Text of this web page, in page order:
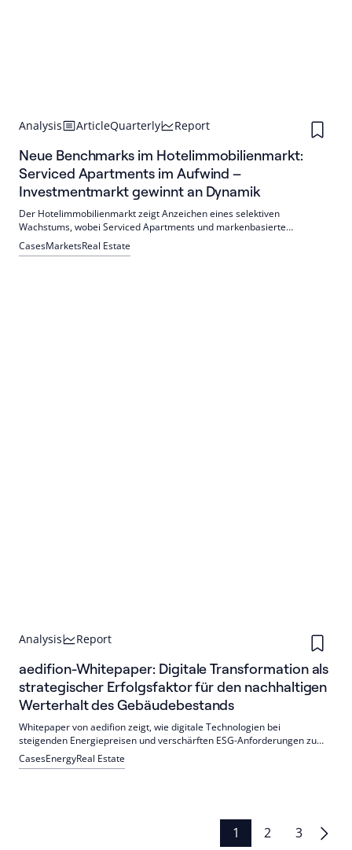
Analysis ArticleQuarterly Report
Neue Benchmarks im Hotelimmobilienmarkt:
Serviced Apartments im Aufwind –
Investmentmarkt gewinnt an Dynamik
Der Hotelimmobilienmarkt zeigt Anzeichen eines selektiven
Wachstums, wobei Serviced Apartments und markenbasierte
Investments im Vordergrund stehen. mrp hotels quarterly mit Berlin
Hyp/LBBW, Swiss Life Asset Managers und Limehome.
CasesMarketsReal Estate
Analysis Report
aedifion-Whitepaper: Digitale Transformation als
strategischer Erfolgsfaktor für den nachhaltigen
Werterhalt des Gebäudebestands
Whitepaper von aedifion zeigt, wie digitale Technologien bei
steigenden Energiepreisen und verschärften ESG-Anforderungen zu
nachhaltigeren, effizienteren und resilienteren Immobilienportfolios
beitragen.
CasesEnergyReal Estate
1 2 3